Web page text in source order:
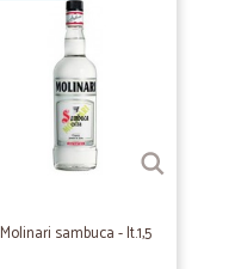
Molinari sambuca - lt.1,5